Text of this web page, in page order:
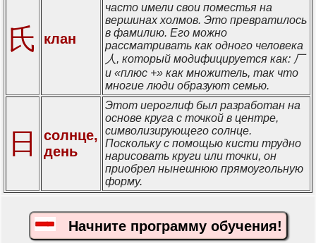
氏 клан
часто имели свои поместья на
вершинах холмов. Это превратилось
в фамилию. Его можно
рассматривать как одного человека
人, который модифицируется как: 厂
и «плюс +» как множитель, так что
многие люди образуют семью.
日
солнце,
день
Этот иероглиф был разработан на
основе круга с точкой в центре,
символизирующего солнце.
Поскольку с помощью кисти трудно
нарисовать круги или точки, он
приобрел нынешнюю прямоугольную
форму.
Начните программу обучения!